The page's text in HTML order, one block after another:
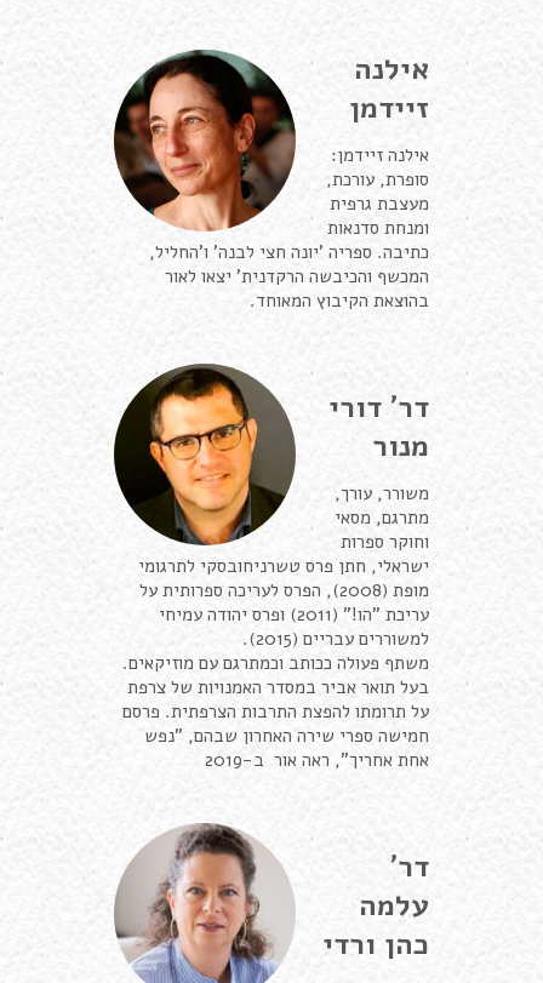
אילנה
זיידמן
אילנה זיידמן:
סופרת, עורכת,
מעצבת גרפית
ומנחת סדנאות
כתיבה. ספריה 'יונה חצי לבנה' ו'החליל,
המכשף והכיבשה הרקדנית' יצאו לאור
בהוצאת הקיבוץ המאוחד.
דר' דורי
מנור
משורר, עורך,
מתרגם, מסאי
וחוקר ספרות
ישראלי, חתן פרס טשרניחובסקי לתרגומי
מופת (2008), הפרס לעריכה ספרותית על
עריכת "הו!" (2011) ופרס יהודה עמיחי
למשוררים עבריים (2015).
משתף פעולה ככותב וכמתרגם עם מוזיקאים.
בעל תואר אביר במסדר האמנויות של צרפת
על תרומתו להפצת התרבות הצרפתית. פרסם
חמישה ספרי שירה האחרון שבהם, "נפש
אחת אחריך", ראה אור ב-2019
דר'
עלמה
כהן ורדי